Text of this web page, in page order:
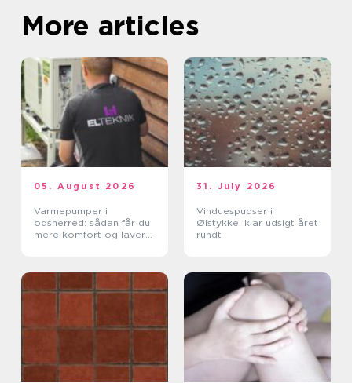
More articles
05. August 2026
Varmepumper i
odsherred: sådan får du
mere komfort og lavere
31. July 2026
Vinduespudser i
Ølstykke: klar udsigt året
rundt